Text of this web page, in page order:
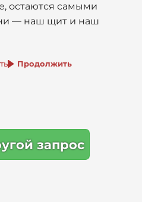
остаются самыми
— наш щит и наш
Продолжить
запрос